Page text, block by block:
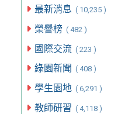
最新消息 ( 10,235 )
榮譽榜 ( 482 )
國際交流 ( 223 )
綠園新聞 ( 408 )
學生園地 ( 6,291 )
教師研習 ( 4,118 )